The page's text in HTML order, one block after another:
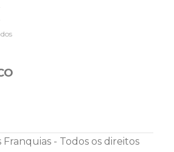
Franquias - Todos os direitos